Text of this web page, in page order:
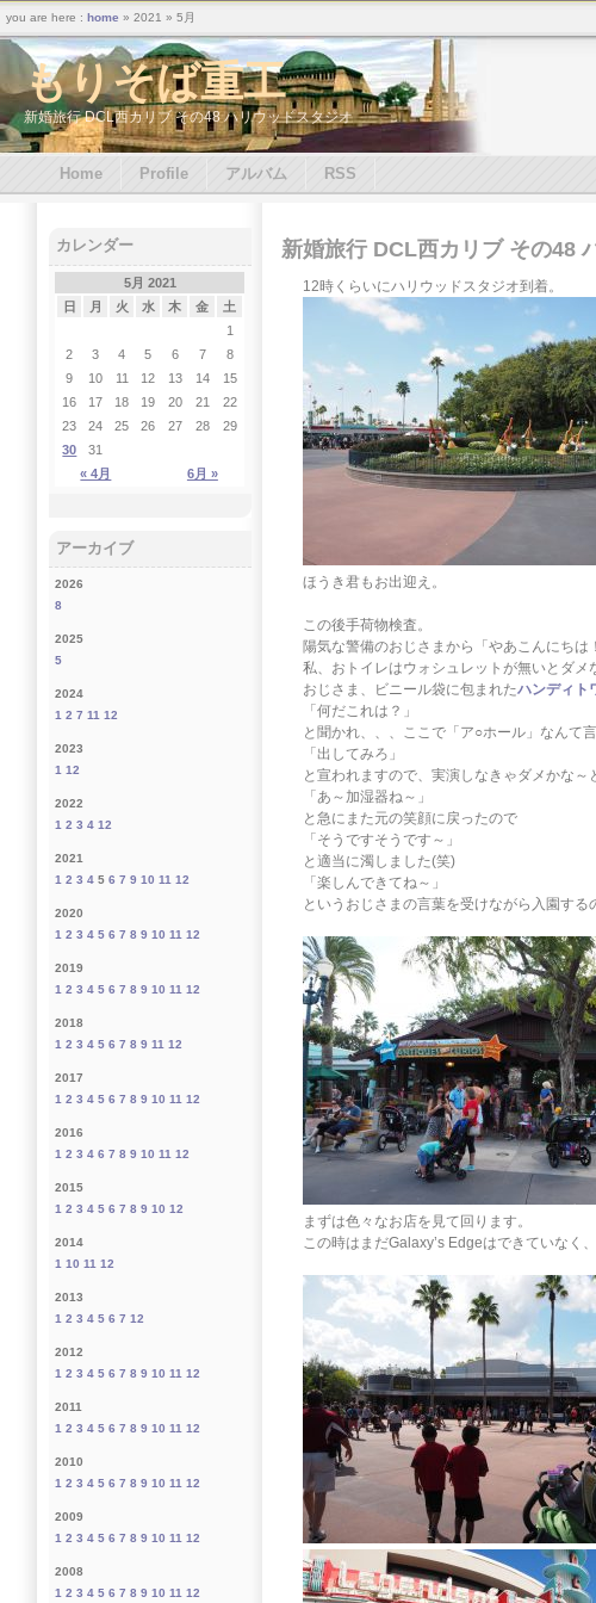
もりそば重工
新婚旅行 DCL西カリブ その48 ハリウッドスタジオ
新婚旅行 DCL西カリブ その48
12時くらいにハリウッドスタジオ到着。
ほうき君もお出迎え。
この後手荷物検査。
陽気な警備のおじさまから「やあこんにちは
私、おトイレはウォシュレットが無いとダメ
おじさま、ビニール袋に包まれたハンディト
「何だこれは？」
と聞かれ、、、ここで「ア○ホール」なんて
「出してみろ」
と宣われますので、実演しなきゃダメかな
「あ～加湿器ね～」
と急にまた元の笑顔に戻ったので
「そうですそうです～」
と適当に濁しました(笑)
「楽しんできてね～」
というおじさまの言葉を受けながら入園す
まずは色々なお店を見て回ります。
この時はまだGalaxy’s Edgeはできていなく
カレンダー
5月 2021
日
月 火 水 木 金 土
« 4月 6月 »
1
2
3 4 5 6 7
8
9
10 11 12 13 14
15
16
17 18 19 20 21
22
23
24 25 26 27 28
29
30
31
アーカイブ
2026
8
2025
5
2024
1 2 7 11 12
2023
1 12
2022
1 2 3 4 12
2021
1 2 3 4 5 6 7 9 10 11 12
2020
1 2 3 4 5 6 7 8 9 10 11 12
2019
1 2 3 4 5 6 7 8 9 10 11 12
2018
1 2 3 4 5 6 7 8 9 11 12
2017
1 2 3 4 5 6 7 8 9 10 11 12
2016
1 2 3 4 6 7 8 9 10 11 12
2015
1 2 3 4 5 6 7 8 9 10 12
2014
1 10 11 12
2013
1 2 3 4 5 6 7 12
2012
1 2 3 4 5 6 7 8 9 10 11 12
2011
1 2 3 4 5 6 7 8 9 10 11 12
2010
1 2 3 4 5 6 7 8 9 10 11 12
2009
1 2 3 4 5 6 7 8 9 10 11 12
2008
1 2 3 4 5 6 7 8 9 10 11 12
Home Profile アルバム RSS
you are here : home » 2021 » 5月